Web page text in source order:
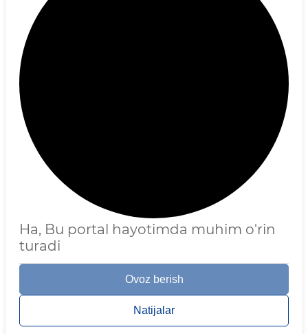
Ha, Bu portal hayotimda muhim o'rin
turadi
Ovoz berish
Natijalar